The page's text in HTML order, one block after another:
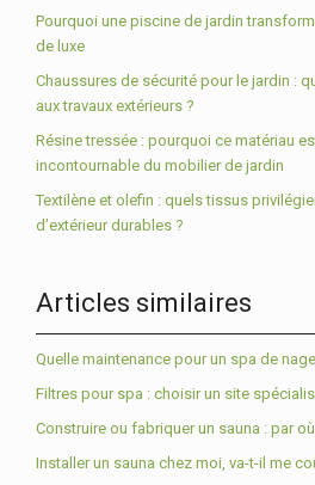
Pourquoi une piscine de jardin
de luxe
Chaussures de sécurité pour le jardin :
aux travaux extérieurs ?
Résine tressée : pourquoi ce matériau
incontournable du mobilier de jardin
Textilène et olefin : quels tissus
d’extérieur durables ?
Articles similaires
Quelle maintenance pour un spa de
Filtres pour spa : choisir un site
Construire ou fabriquer un sauna : par
Installer un sauna chez moi, va-t-il me